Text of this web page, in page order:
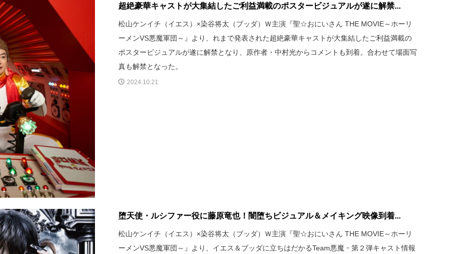
超絶豪華キャストが大集結したご利益満載のポスタービジュアルが遂に解禁...
松山ケンイチ（イエス）×染谷将太（ブッダ）Ｗ主演『聖☆おにいさん THE MOVIE～ホーリ
ーメンVS悪魔軍団～』より、れまで発表された超絶豪華キャストが大集結したご利益満載の
ポスタービジュアルが遂に解禁となり、原作者・中村光からコメントも到着。合わせて場面写
真も解禁となった。
2024.10.21
堕天使・ルシファー役に藤原竜也！闇堕ちビジュアル＆メイキング映像到着...
松山ケンイチ（イエス）×染谷将太（ブッダ）Ｗ主演『聖☆おにいさん THE MOVIE～ホーリ
ーメンVS悪魔軍団～』より、イエス＆ブッダに立ちはだかるTeam悪魔・第２弾キャスト情報